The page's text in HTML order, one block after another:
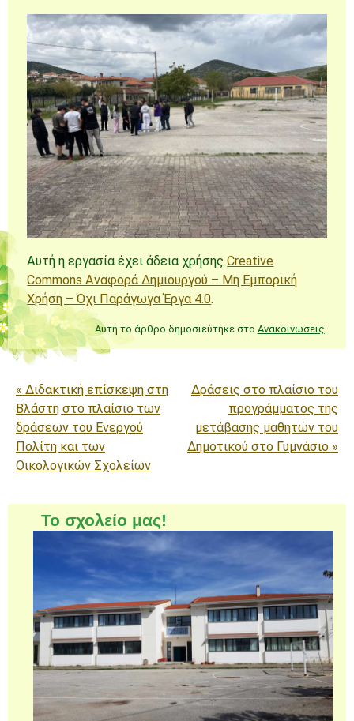
Αυτή η εργασία έχει άδεια χρήσηςCreative
Commons Αναφορά Δημιουργού – Μη Εμπορική
Χρήση – Όχι Παράγωγα Έργα 4.0.
Αυτή το άρθρο δημοσιεύτηκε στο Ανακοινώσεις
Πλοήγηση άρθρων
« Διδακτική επίσκεψη στη
Βλάστη στο πλαίσιο των
δράσεων του Ενεργού
Πολίτη και των
Οικολογικών Σχολείων
Δράσεις στο πλαίσιο του
προγράμματος της
μετάβασης μαθητών του
Δημοτικού στο Γυμνάσιο »
Το σχολείο μας!